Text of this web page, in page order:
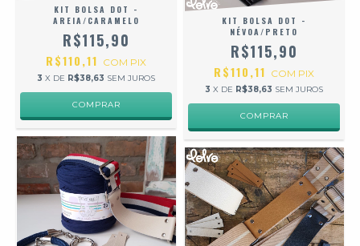
KIT BOLSA DOT -
AREIA/CARAMELO
R$115,90
R$110,11 COM PIX
3 X DE R$38,63 SEM JUROS
KIT BOLSA DOT -
NÉVOA/PRETO
R$115,90
R$110,11 COM PIX
3 X DE R$38,63 SEM JUROS